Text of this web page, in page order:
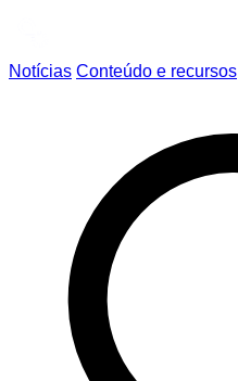
Notícias Conteúdo e recursos